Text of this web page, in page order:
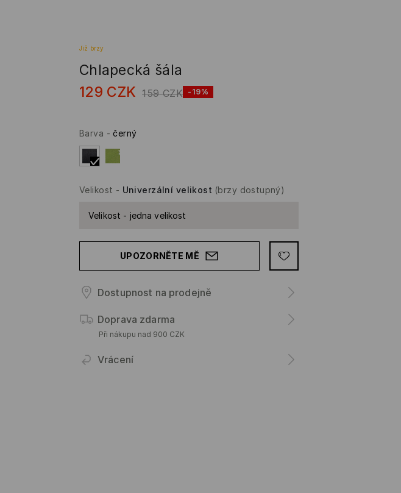
Již brzy
Chlapecká šála
129 CZK 159 CZK -19%
Barva -černý
Velikost - Univerzální velikost (brzy dostupný)
Velikost - jedna velikost
UPOZORNĚTE MĚ
Dostupnost na prodejně
Doprava zdarma
Při nákupu nad 900 CZK
Vrácení